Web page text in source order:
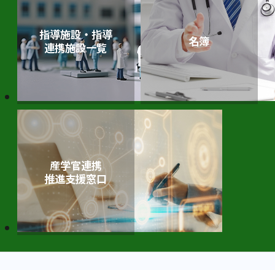
指導施設・指導
連携施設一覧
名簿
産学官連携
推進⽀援窓⼝